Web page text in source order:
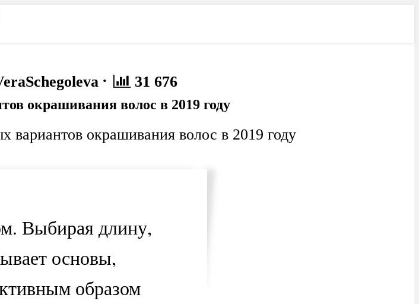
· 31 676
окрашивания волос в 2019 году
вариантов окрашивания волос в 2019 году
Выбирая длину,
основы,
образом